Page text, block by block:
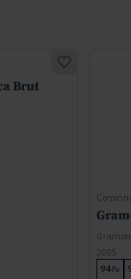
Brut
2005
94Pa